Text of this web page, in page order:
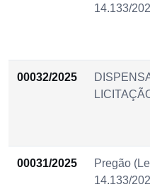
14.133/
00032/2025
00031/2025
Pregão
14.133/